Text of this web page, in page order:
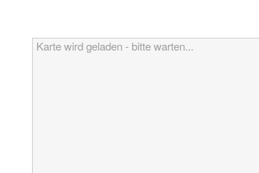
Karte wird geladen - bitte warten...